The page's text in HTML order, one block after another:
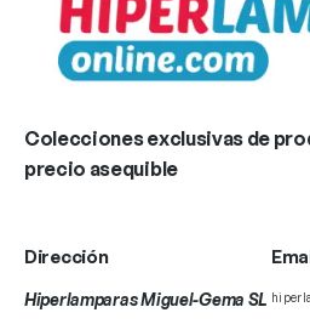
Colecciones exclusivas de
precio asequible
Dirección
Hiperlamparas Miguel-Gema SL